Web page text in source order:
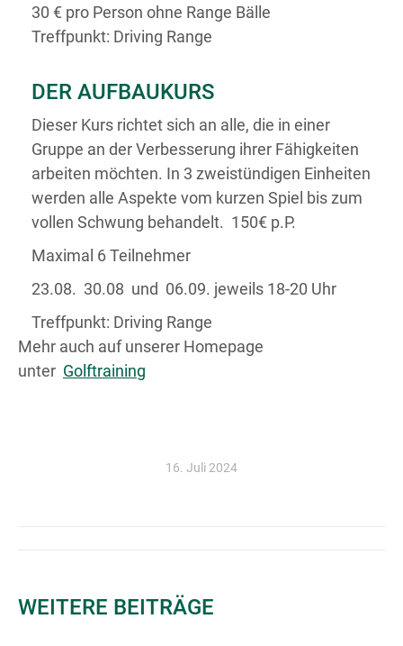
30 € pro Person ohne Range Bälle
Treffpunkt: Driving Range
DER AUFBAUKURS
Dieser Kurs richtet sich an alle, die in einer
Gruppe an der Verbesserung ihrer Fähigkeiten
arbeiten möchten. In 3 zweistündigen Einheiten
werden alle Aspekte vom kurzen Spiel bis zum
vollen Schwung behandelt. 150€ p.P.
Maximal 6 Teilnehmer
23.08. 30.08 und 06.09. jeweils 18-20 Uhr
Treffpunkt: Driving Range
Mehr auch auf unserer Homepage
unter Golftraining
16. Juli 2024
WEITERE BEITRÄGE